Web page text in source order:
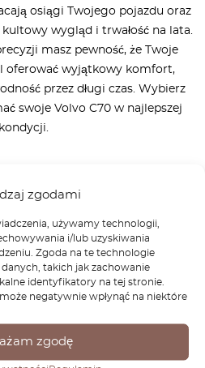
zgodami
używamy technologii,
i/lub uzyskiwania
Zgoda na te technologie
takich jak zachowanie
identyfikatory na tej stronie.
negatywnie wpłynąć na niektóre
zgodę
osiągi Twojego pojazdu oraz
wygląd i trwałość na lata.
masz pewność, że Twoje
oferować wyjątkowy komfort,
przez długi czas. Wybierz
swoje Volvo C70 w najlepszej
kondycji.
że wypuściliśmy części dla
Bądź na bieżąco.